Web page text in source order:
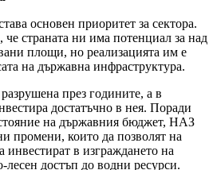
основен приоритет за сектора.
страната ни има потенциал за над
площи, но реализацията им е
на държавна инфраструктура.
през годините, а в
достатъчно в нея. Поради
на държавния бюджет, НАЗ
промени, които да позволят на
инвестират в изграждането на
достъп до водни ресурси.